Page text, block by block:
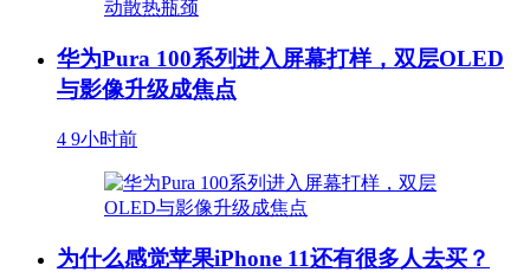
华为Pura 100系列进入屏幕打样，双层OLED
与影像升级成焦点
4 9小时前
为什么感觉苹果iPhone 11还有很多人去买？